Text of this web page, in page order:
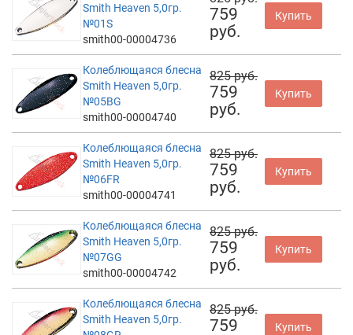
Smith Heaven 5,0гр.
№01S
smith00-00004736
759
руб.
Купить
Колеблющаяся блесна
Smith Heaven 5,0гр.
№05BG
smith00-00004740
825 руб.
759
руб.
Купить
Колеблющаяся блесна
Smith Heaven 5,0гр.
№06FR
smith00-00004741
825 руб.
759
руб.
Купить
Колеблющаяся блесна
Smith Heaven 5,0гр.
№07GG
smith00-00004742
825 руб.
759
руб.
Купить
Колеблющаяся блесна
Smith Heaven 5,0гр.
825 руб.
759
Купить